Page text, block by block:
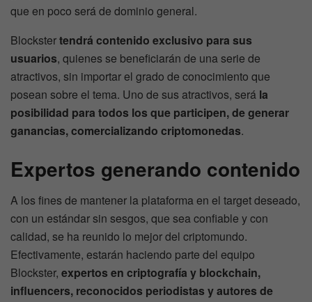
que en poco será de dominio general.
Blockstertendrá contenido exclusivo para sus
usuarios, quienes se beneficiarán de una serie de
atractivos, sin importar el grado de conocimiento que
posean sobre el tema. Uno de sus atractivos, será la
posibilidad para todos los que participen, de generar
ganancias, comercializando criptomonedas.
Expertos generando contenido
A los fines de mantener la plataforma en el target deseado,
con un estándar sin sesgos, que sea confiable y con
calidad, se ha reunido lo mejor del criptomundo.
Efectivamente, estarán haciendo parte del equipo
Blockster, expertos en criptografía y blockchain,
influencers, reconocidos periodistas y autores de